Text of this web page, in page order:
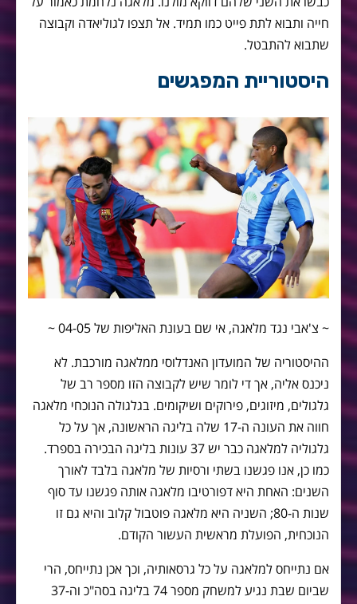
חייה ותבוא לתת פייט כמו תמיד. אל תצפו לגוליאדה וקבוצה
שתבוא להתבטל.
היסטוריית המפגשים
~ צ'אבי נגד מלאגה, אי שם בעונת האליפות של 04-05 ~
ההיסטוריה של המועדון האנדלוסי ממלאגה מורכבת. לא
ניכנס אליה, אך די לומר שיש לקבוצה הזו מספר רב של
גלגולים, מיזוגים, פירוקים ושיקומים. בגלגולה הנוכחי מלאגה
חווה את העונה ה-17 שלה בליגה הראשונה, אך על כל
גלגוליה למלאגה כבר יש 37 עונות בליגה הבכירה בספרד.
כמו כן, אנו פגשנו בשתי ורסיות של מלאגה בלבד לאורך
השנים: האחת היא דפורטיבו מלאגה אותה פגשנו עד סוף
שנות ה-80; השניה היא מלאגה פוטבול קלוב והיא גם זו
הנוכחית, הפועלת מראשית העשור הקודם.
אם נתייחס למלאגה על כל גרסאותיה, וכך אכן נתייחס, הרי
שביום שבת נגיע למשחק מספר 74 בליגה בסה"כ וה-37